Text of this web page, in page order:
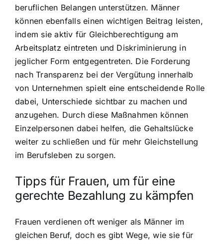
beruflichen Belangen unterstützen. Männer
können ebenfalls einen wichtigen Beitrag leisten,
indem sie aktiv für Gleichberechtigung am
Arbeitsplatz eintreten und Diskriminierung in
jeglicher Form entgegentreten. Die Forderung
nach Transparenz bei der Vergütung innerhalb
von Unternehmen spielt eine entscheidende Rolle
dabei, Unterschiede sichtbar zu machen und
anzugehen. Durch diese Maßnahmen können
Einzelpersonen dabei helfen, die Gehaltslücke
weiter zu schließen und für mehr Gleichstellung
im Berufsleben zu sorgen.
Tipps für Frauen, um für eine
gerechte Bezahlung zu kämpfen
Frauen verdienen oft weniger als Männer im
gleichen Beruf, doch es gibt Wege, wie sie für